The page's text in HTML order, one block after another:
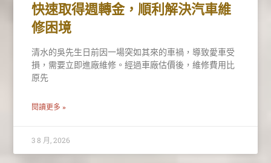
快速取得週轉金，順利解決汽車維
修困境
清水的吳先生日前因一場突如其來的車禍，導致愛車受
損，需要立即進廠維修。經過車廠估價後，維修費用比
原先
閱讀更多 »
3 8 月, 2026